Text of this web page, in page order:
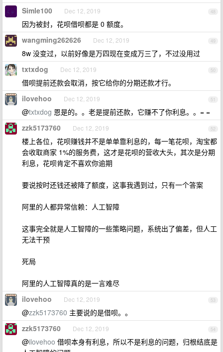
48
Simle100 Dec 12, 2019
因为被封，花呗借呗都是 0 额度。
49
wangming262626 Dec 12, 2019
8w 没变过，以前好像是万四现在变成万三了，不过没用过
50
txtxdog Dec 12, 2019
借呗提前还款会取消，按它给你的分期还款才行。
51
ilovehoo Dec 12, 2019
@txtxdog 恩是的。。老是提前还款，它赚不了你利息。。= =
52
zzk5173760 Dec 12, 2019
楼上各位，花呗赚钱并不是单单靠利息的，每一笔花呗，淘宝都
会收取商家 1%的服务费，这才是花呗的营收大头，其次是分期
利息，花呗肯定不喜欢你逾期
要说按时还钱还被降了额度，这事我遇到过，只有一个答案
阿里的人都异常信赖：人工智障
这事完全就是人工智障的一些策略问题，系统出了偏差，但人工
无法干预
死局
阿里的人工智障真的是一言难尽
53
ilovehoo Dec 12, 2019
@zzk5173760 主要说的是借呗。。
54
zzk5173760 Dec 12, 2019
@ilovehoo 借呗本身有利息，所以不是利息的问题，归根结底是